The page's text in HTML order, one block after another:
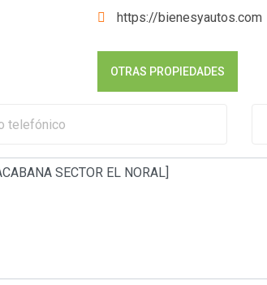
https://bienesyautos.com
OTRAS PROPIEDADES